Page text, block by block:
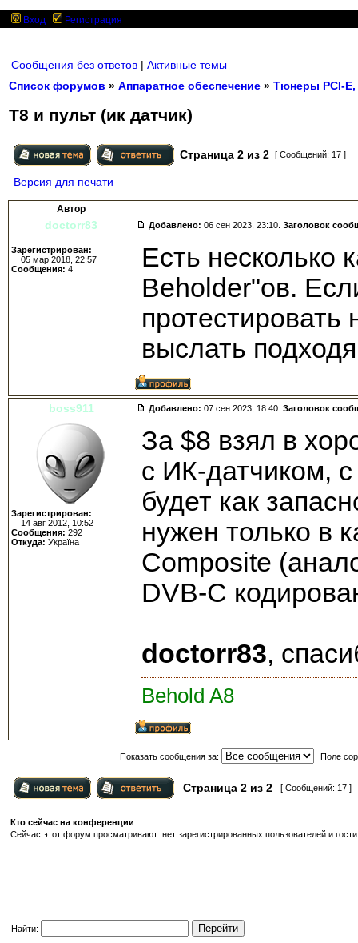
Вход Регистрация
Сообщения без ответов | Активные темы
Список форумов » Аппаратное обеспечение » Тюнеры PCI-E,
Т8 и пульт (ик датчик)
Страница 2 из 2 [ Сообщений: 17 ]
Версия для печати
Автор
doctorr83 Добавлено: 06 сен 2023, 23:10. Заголовок
Зарегистрирован:
05 мар 2018, 22:57
Сообщения: 4
Есть несколько
Beholder"ов.
протестировать
выслать
boss911 Добавлено: 07 сен 2023, 18:40. Заголовок
Зарегистрирован:
14 авг 2012, 10:52
Сообщения: 292
Откуда: Україна
За $8 взял в
с ИК-датчиком,
будет как
нужен только в
Composite
DVB-C
doctorr83,
Behold A8
Показать сообщения за: Поле
Страница 2 из 2 [ Сообщений: 17 ]
Кто сейчас на конференции
Сейчас этот форум просматривают: нет зарегистрированных пользователей и
Найти: